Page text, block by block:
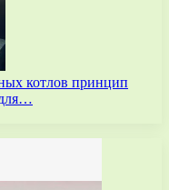
котлов принцип